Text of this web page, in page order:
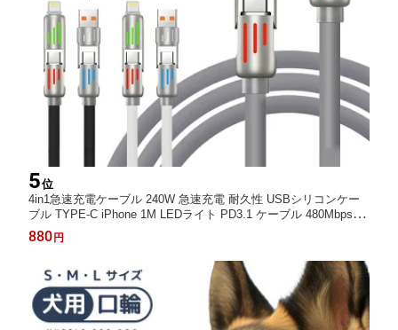
5位
4in1急速充電ケーブル 240W 急速充電 耐久性 USBシリコンケー
ブル TYPE-C iPhone 1M LEDライト PD3.1 ケーブル 480Mbps ty
pe-cケーブル 高性能チップ データ転送 断線に強い 亜鉛合金 iPho
ne16/iPhone15/iPhone13シリーズ/Android/ノートパソコンに適合
880 円